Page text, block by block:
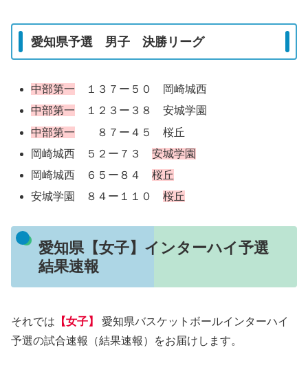
愛知県予選 男子 決勝リーグ
中部第一 １３７ー５０ 岡崎城西
中部第一 １２３ー３８ 安城学園
中部第一 ８７ー４５ 桜丘
岡崎城西 ５２ー７３安城学園
岡崎城西 ６５ー８４桜丘
安城学園 ８４ー１１０桜丘
愛知県【女子】インターハイ予選
結果速報
それでは 【女子】
愛知県バスケットボールインターハイ
予選の試合速報（結果速報）をお届けします。